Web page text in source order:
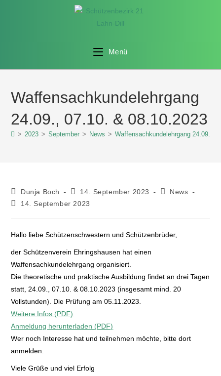
Menü
Waffensachkundelehrgang
24.09., 07.10. & 08.10.2023
> 2023 > September > News > Waffensachkundelehrgang 24.09.,
Dunja Boch 14. September 2023
News
14. September 2023
Hallo liebe Schützenschwestern und Schützenbrüder,
der Schützenverein Ehringshausen hat einen
Waffensachkundelehrgang organisiert.
Die theoretische und praktische Ausbildung findet an drei Tagen
statt, 24.09., 07.10. & 08.10.2023 (insgesamt mind. 20
Vollstunden). Die Prüfung am 05.11.2023.
Weitere Infos (PDF)
Anmeldung herunterladen (PDF)
Wer noch Interesse hat und teilnehmen möchte, bitte dort
anmelden.
Viele Grüße und viel Erfolg